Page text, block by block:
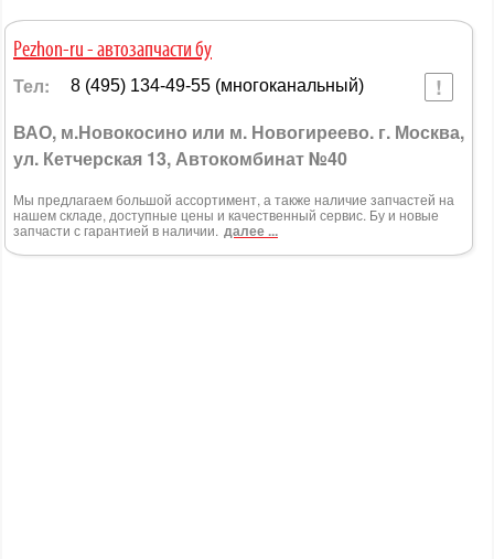
Pezhon-ru - автозапчасти бу
Тел: 8 (495) 134-49-55 (многоканальный)
ВАО, м.Новокосино или м. Новогиреево. г. Москва,
ул. Кетчерская 13, Автокомбинат №40
Мы предлагаем большой ассортимент, а также наличие запчастей на
нашем складе, доступные цены и качественный сервис. Бу и новые
запчасти с гарантией в наличии. далее ...